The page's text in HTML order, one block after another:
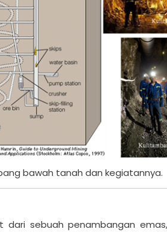
bawah tanah dan kegiatannya.
sebuah penambangan